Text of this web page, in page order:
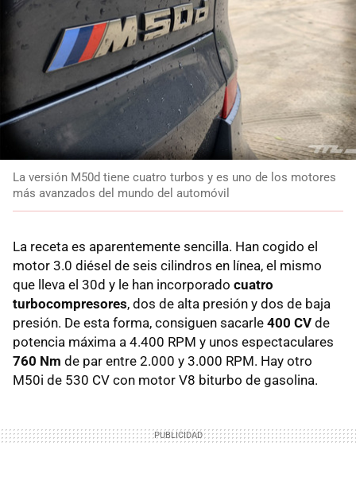
La versión M50d tiene cuatro turbos y es uno de los motores
más avanzados del mundo del automóvil
La receta es aparentemente sencilla. Han cogido el
motor 3.0 diésel de seis cilindros en línea, el mismo
que lleva el 30d y le han incorporado cuatro
turbocompresores, dos de alta presión y dos de baja
presión. De esta forma, consiguen sacarle 400 CV de
potencia máxima a 4.400 RPM y unos espectaculares
760 Nm de par entre 2.000 y 3.000 RPM. Hay otro
M50i de 530 CV con motor V8 biturbo de gasolina.